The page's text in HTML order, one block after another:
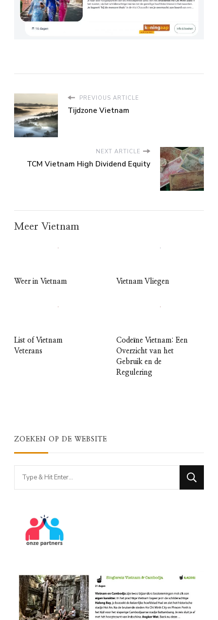
PREVIOUS ARTICLE
Tijdzone Vietnam
NEXT ARTICLE
TCM Vietnam High Dividend Equity
Meer Vietnam
Weer in Vietnam Vietnam Vliegen
List of Vietnam
Veterans
Codeïne Vietnam: Een
Overzicht van het
Gebruik en de
Regulering
ZOEKEN OP DE WEBSITE